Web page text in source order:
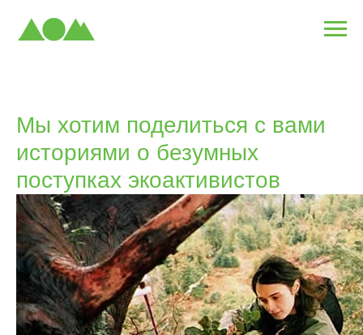
Мы хотим поделиться с вами
историями о безумных
поступках экоактивистов